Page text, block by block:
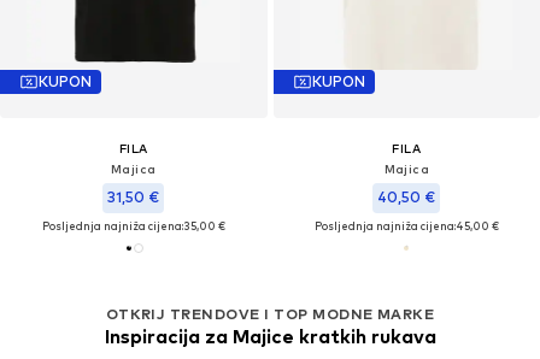
KUPON
FILA
Majica
31,50 €
Posljednja najniža cijena:35,00 €
OTKRIJ TRENDOVE I TOP MODNE MARKE
Inspiracija za Majice kratkih rukava
KUPON
FILA
Majica
40,50 €
Posljednja najniža cijena:45,00 €